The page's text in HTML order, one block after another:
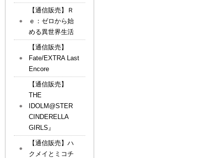
【通信販売】Ｒ
ｅ：ゼロから始
める異世界生活
【通信販売】
Fate/EXTRA Last
Encore
【通信販売】
THE
IDOLM@STER
CINDERELLA
GIRLS』
【通信販売】ハ
クメイとミコチ